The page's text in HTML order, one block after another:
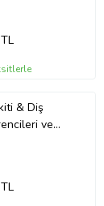
& Diş
ve